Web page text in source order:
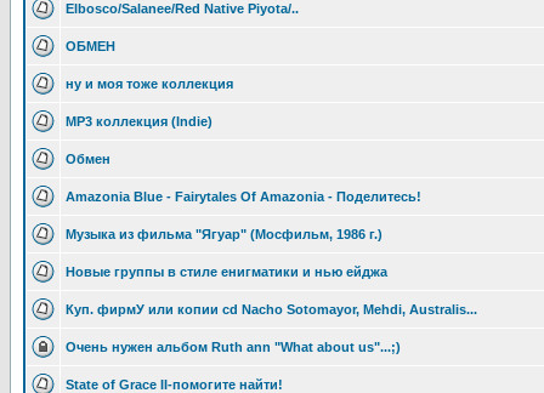
Elbosco/Salanee/Red Native Piyota/..
ОБМЕН
ну и моя тоже коллекция
MP3 коллекция (Indie)
Обмен
Amazonia Blue - Fairytales Of Amazonia - Поделитесь!
Музыка из фильма "Ягуар" (Мосфильм, 1986 г.)
Новые группы в стиле енигматики и нью ейджа
Куп. фирмУ или копии cd Nacho Sotomayor, Mehdi, Australis...
Очень нужен альбом Ruth ann "What about us"...;)
State of Grace II-помогите найти!